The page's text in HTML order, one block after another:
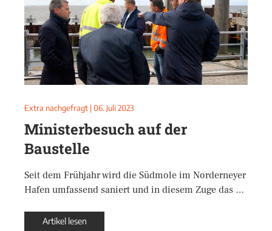
Extra nachgefragt | 06. Juli 2023
Ministerbesuch auf der
Baustelle
Seit dem Frühjahr wird die Südmole im Norderneyer
Hafen umfassend saniert und in diesem Zuge das …
Artikel lesen